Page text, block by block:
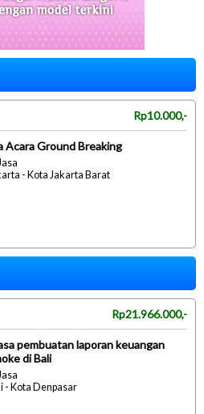
Rp10.000,-
Acara Ground Breaking
- Kota Jakarta Barat
Rp21.966.000,-
pembuatan laporan keuangan
di Bali
- Kota Denpasar